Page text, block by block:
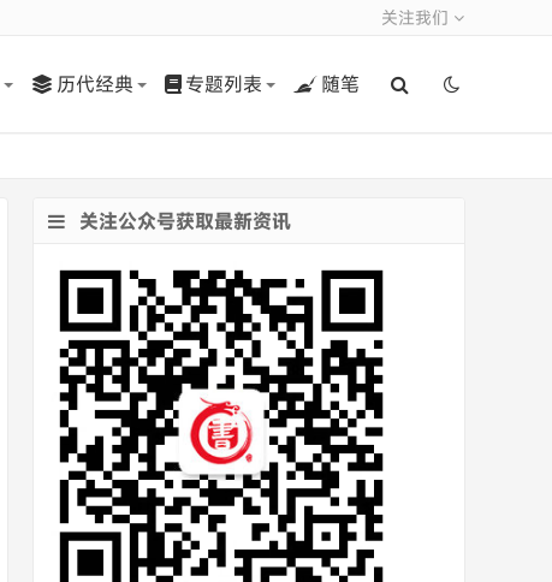
关注我们
历代经典 专题列表 随笔
关注公众号获取最新资讯